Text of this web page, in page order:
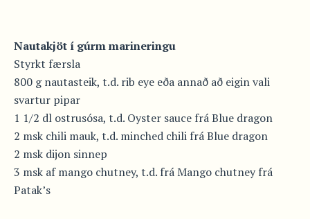
Nautakjöt í gúrm marineringu
Styrkt færsla
800 g nautasteik, t.d. rib eye eða annað að eigin vali
svartur pipar
1 1/2 dl ostrusósa, t.d. Oyster sauce frá Blue dragon
2 msk chili mauk, t.d. minched chili frá Blue dragon
2 msk dijon sinnep
3 msk af mango chutney, t.d. frá Mango chutney frá
Patak’s